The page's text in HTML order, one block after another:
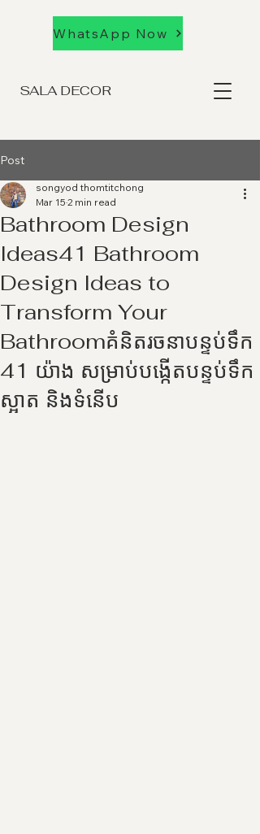
SALA DECOR
WhatsApp Now
Post
Bathroom Design
Ideas41 Bathroom
Design Ideas to
Transform Your
Bathroomគំនិតរចនាបន្ទប់ទឹក
41 យ៉ាង សម្រាប់បង្កើតបន្ទប់ទឹក
ស្អាត និងទំនើប
songyod thomtitchong
Mar 15 2 min read